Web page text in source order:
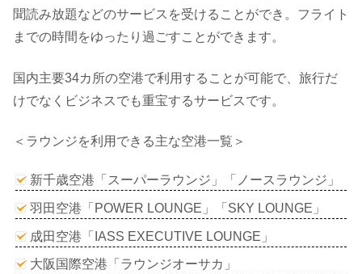
聞読み放題などのサービスを受けることができ。フライト
までの時間をゆったり過ごすことができます。
国内主要34カ所の空港で利用することが可能で、旅行だ
けでなくビジネスでも重宝するサービスです。
＜ラウンジを利用できる主な空港一覧＞
新千歳空港「スーパーラウンジ」「ノースラウンジ」
羽田空港「POWER LOUNGE」「SKY LOUNGE」
成田空港「IASS EXECUTIVE LOUNGE」
大阪国際空港「ラウンジオーサカ」